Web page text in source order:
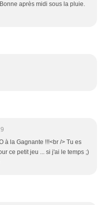
après midi sous la pluie.
à la Gagnante !!!<br /> Tu es
ce petit jeu ... si j'ai le temps ;)